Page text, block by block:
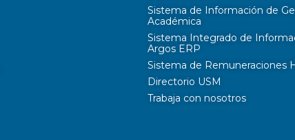
Sistema de Información de
Académica
Sistema Integrado de
Argos ERP
Sistema de Remuneraciones
Directorio USM
Trabaja con nosotros